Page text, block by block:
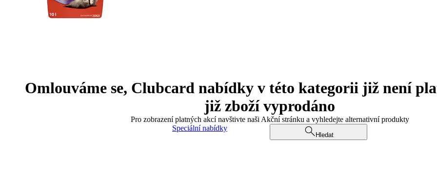
Omlouváme se, Clubcard nabídky v této kategorii již není
již zboží vyprodáno
Pro zobrazení platných akcí navštivte naši Akční stránku a vyhledejte alternativní produkty
Speciální nabídky
Hledat